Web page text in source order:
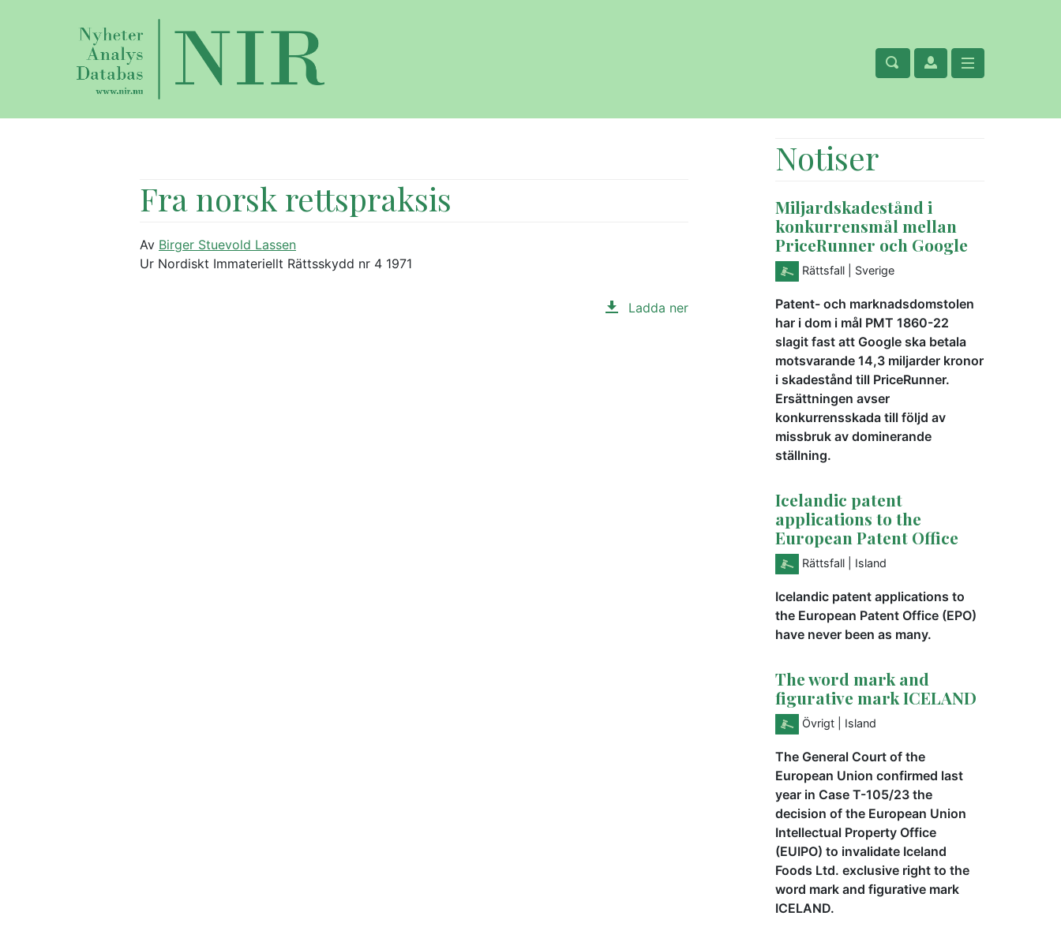
Fra norsk rettspraksis
Av Birger Stuevold Lassen
Ur Nordiskt Immateriellt Rättsskydd nr 4 1971
Ladda ner
Notiser
Miljardskadestånd i
konkurrensmål mellan
PriceRunner och Google
Rättsfall | Sverige
Patent- och marknadsdomstolen
har i dom i mål PMT 1860-22
slagit fast att Google ska betala
motsvarande 14,3 miljarder kronor
i skadestånd till PriceRunner.
Ersättningen avser
konkurrensskada till följd av
missbruk av dominerande
ställning.
Icelandic patent
applications to the
European Patent Office
Rättsfall | Island
Icelandic patent applications to
the European Patent Office (EPO)
have never been as many.
The word mark and
figurative mark ICELAND
Övrigt | Island
The General Court of the
European Union confirmed last
year in Case T-105/23 the
decision of the European Union
Intellectual Property Office
(EUIPO) to invalidate Iceland
Foods Ltd. exclusive right to the
word mark and figurative mark
ICELAND.